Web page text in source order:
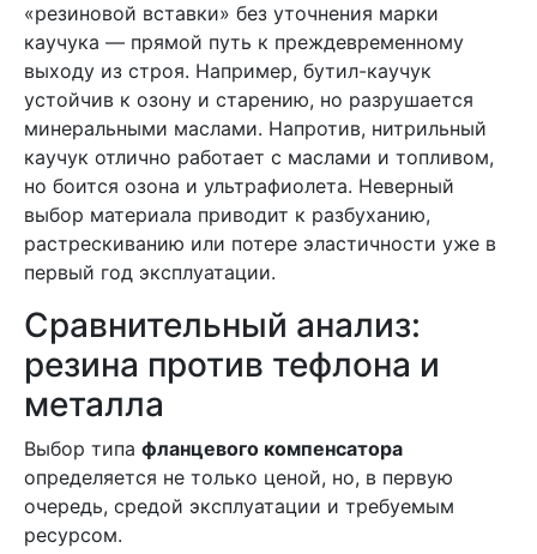
«резиновой вставки» без уточнения марки
каучука — прямой путь к преждевременному
выходу из строя. Например, бутил-каучук
устойчив к озону и старению, но разрушается
минеральными маслами. Напротив, нитрильный
каучук отлично работает с маслами и топливом,
но боится озона и ультрафиолета. Неверный
выбор материала приводит к разбуханию,
растрескиванию или потере эластичности уже в
первый год эксплуатации.
Сравнительный анализ:
резина против тефлона и
металла
Выбор типа фланцевого компенсатора
определяется не только ценой, но, в первую
очередь, средой эксплуатации и требуемым
ресурсом.